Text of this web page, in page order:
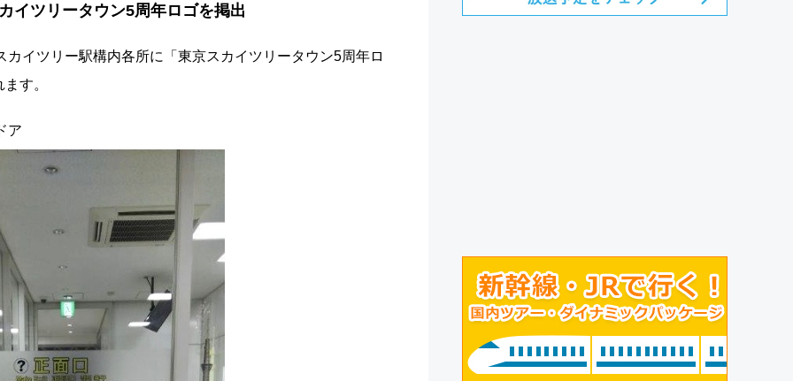
イツリータウン5周年ロゴを掲出
イツリー駅構内各所に「東京スカイツリータウン5周年ロ
す。
ア